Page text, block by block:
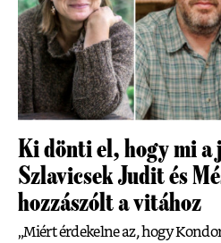
Ki dönti el, hogy mi a
Szlavicsek Judit és
hozzászólt a vitához
„Miért érdekelne az, hogy